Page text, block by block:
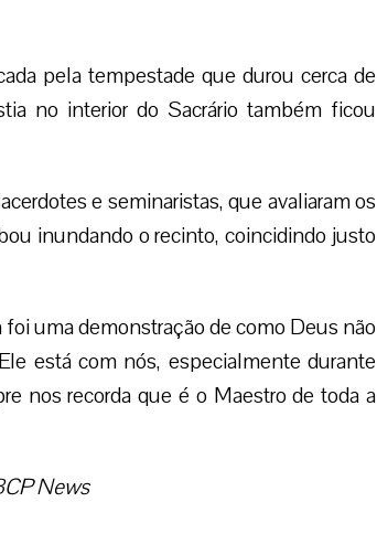
pela tempestade que durou cerca de
no interior do Sacrário também ficou
e seminaristas, que avaliaram os
inundando o recinto, coincidindo justo
uma demonstração de como Deus não
está com nós, especialmente durante
nos recorda que é o Maestro de toda a
News